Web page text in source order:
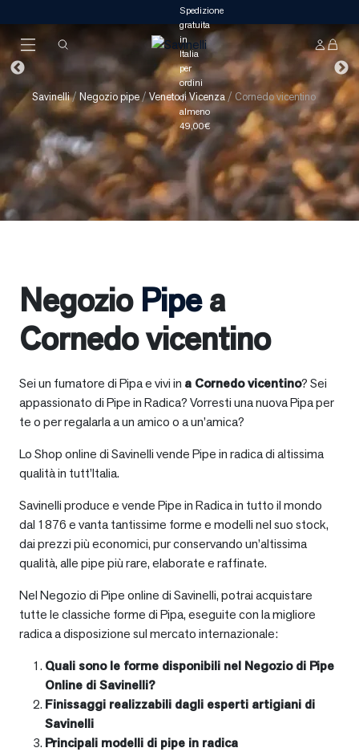
Savinelli/ Negozio pipe/Veneto/Vicenza / Cornedo vicentino
Negozio Pipea
Cornedo vicentino
Sei un fumatore di Pipa e vivi in a Cornedo vicentino? Sei
appassionato di Pipe in Radica? Vorresti una nuova Pipa per
te o per regalarla a un amico o a un’amica?
Lo Shop online di Savinelli vende Pipe in radica di altissima
qualità in tutt’Italia.
Savinelli produce e vende Pipe in Radica in tutto il mondo
dal 1876 e vanta tantissime forme e modelli nel suo stock,
dai prezzi più economici, pur conservando un’altissima
qualità, alle pipe più rare, elaborate e raffinate.
Nel Negozio di Pipe online di Savinelli, potrai acquistare
tutte le classiche forme di Pipa, eseguite con la migliore
radica a disposizione sul mercato internazionale:
Quali sono le forme disponibili nel Negozio di Pipe
Online di Savinelli?
Finissaggi realizzabili dagli esperti artigiani di
Savinelli
Principali modelli di pipe in radica